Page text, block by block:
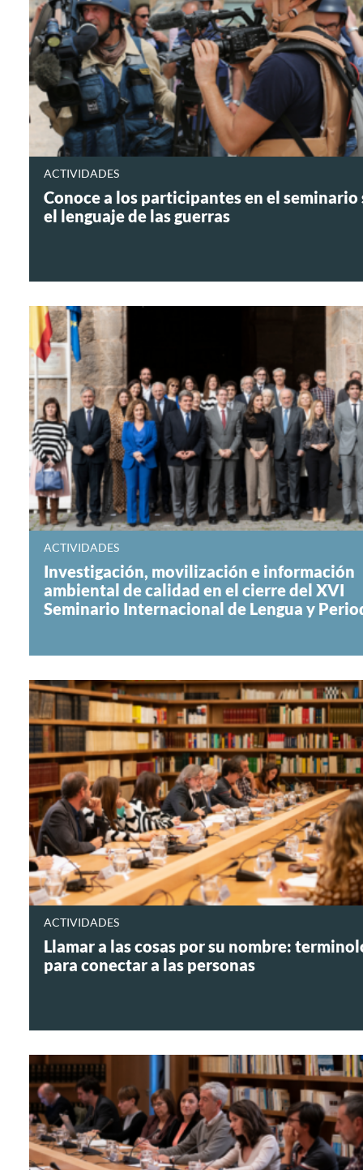
ACTIVIDADES
Conoce a los participantes en el seminario
el lenguaje de las guerras
ACTIVIDADES
Investigación, movilización e información
ambiental de calidad en el cierre del XVI
Seminario Internacional de Lengua y
ACTIVIDADES
Llamar a las cosas por su nombre:
para conectar a las personas